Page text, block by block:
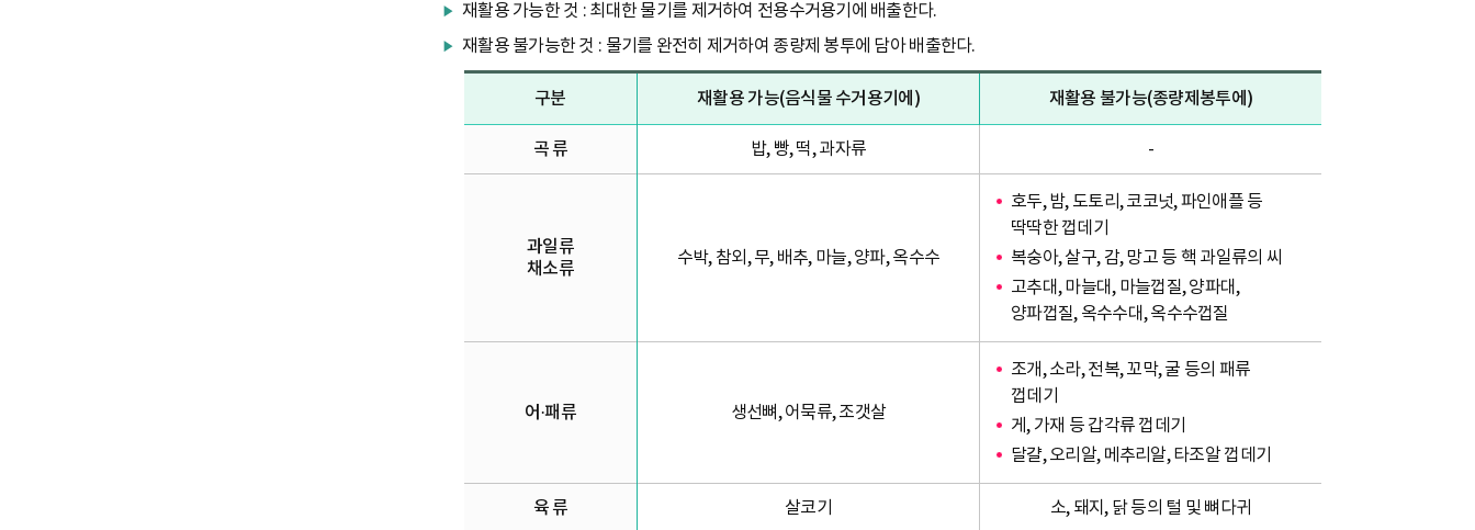
재활용 가능한 것 : 최대한 물기를 제거하여 전용수거용기에 배출한다.
재활용 불가능한 것 : 물기를 완전히 제거하여 종량제 봉투에 담아 배출한다.
구분 재활용 가능(음식물 수거용기에) 재활용 불가능(종량제봉투에)
곡 류 밥, 빵, 떡, 과자류 -
과일류
채소류
수박, 참외, 무, 배추, 마늘, 양파, 옥수수
호두, 밤, 도토리, 코코넛, 파인애플 등
딱딱한 껍데기
복숭아, 살구, 감, 망고 등 핵 과일류의 씨
고추대, 마늘대, 마늘껍질, 양파대,
양파껍질, 옥수수대, 옥수수껍질
어·패류 생선뼈, 어묵류, 조갯살
조개, 소라, 전복, 꼬막, 굴 등의 패류
껍데기
게, 가재 등 갑각류 껍데기
달걀, 오리알, 메추리알, 타조알 껍데기
육 류 살코기 소, 돼지, 닭 등의 털 및 뼈다귀